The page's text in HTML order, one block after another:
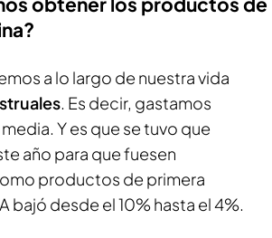
a lo largo de nuestra vida
. Es decir, gastamos
Y es que se tuvo que
año para que fuesen
productos de primera
bajó desde el 10% hasta el 4%.